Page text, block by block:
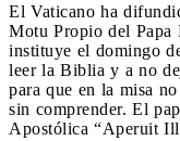
El Vaticano ha
Motu Propio del
instituye el domingo
leer la Biblia y a no
para que en la misa
sin comprender. El
Apostólica “Aperuit